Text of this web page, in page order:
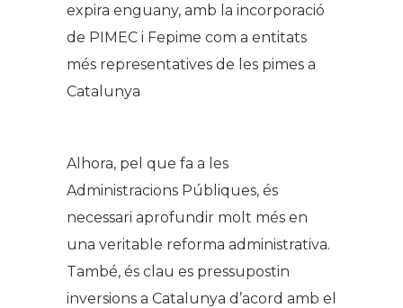
expira enguany, amb la incorporació
de PIMEC i Fepime com a entitats
més representatives de les pimes a
Catalunya
Alhora, pel que fa a les
Administracions Públiques, és
necessari aprofundir molt més en
una veritable reforma administrativa.
També, és clau es pressupostin
inversions a Catalunya d’acord amb el